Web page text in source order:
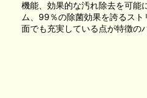
機能、効果的な汚れ除去を可能
ム、99％の除菌効果を誇るス
面でも充実している点が特徴の